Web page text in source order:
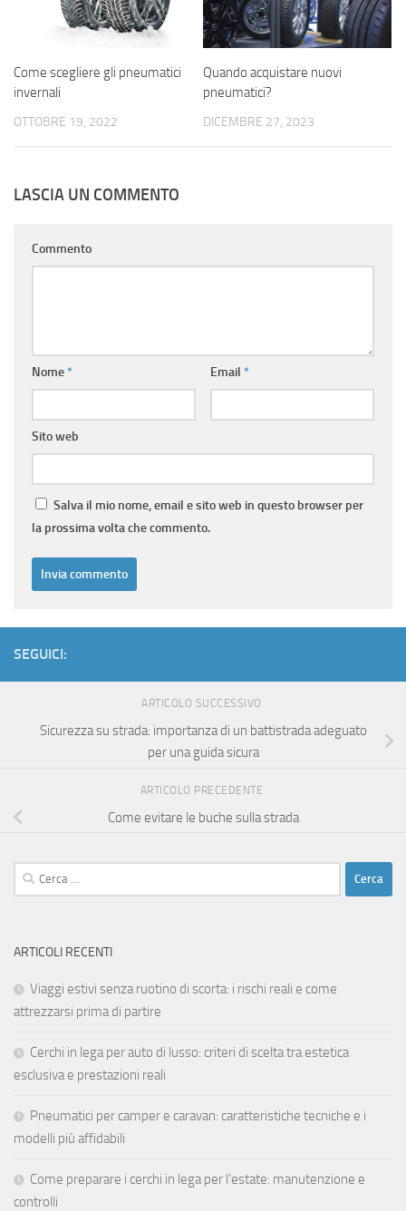
Come scegliere gli pneumatici
invernali
OTTOBRE 19, 2022
Quando acquistare nuovi
pneumatici?
DICEMBRE 27, 2023
LASCIA UN COMMENTO
Commento
Nome* Email *
Sito web
Salva il mio nome, email e sito web in questo browser per
la prossima volta che commento.
SEGUICI:
ARTICOLO SUCCESSIVO
Sicurezza su strada: importanza di un battistrada adeguato
per una guida sicura
ARTICOLO PRECEDENTE
Come evitare le buche sulla strada
Ricerca
per:
ARTICOLI RECENTI
Viaggi estivi senza ruotino di scorta: i rischi reali e come
attrezzarsi prima di partire
Cerchi in lega per auto di lusso: criteri di scelta tra estetica
esclusiva e prestazioni reali
Pneumatici per camper e caravan: caratteristiche tecniche e i
modelli più affidabili
Come preparare i cerchi in lega per l’estate: manutenzione e
controlli